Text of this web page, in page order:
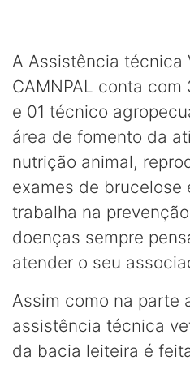
A Assistência técnica
CAMNPAL conta
e 01 técnico
área de fomento da
nutrição animal,
exames de brucelose
trabalha na
doenças sempre
atender o seu
Assim como na parte
assistência técnica
da bacia leiteira é